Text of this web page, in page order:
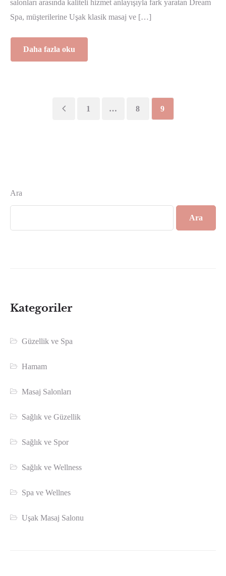
salonları arasında kaliteli hizmet anlayışıyla fark yaratan Dream
Spa, müşterilerine Uşak klasik masaj ve […]
Daha fazla oku
1 … 8 9
Ara
Ara
Kategoriler
Güzellik ve Spa
Hamam
Masaj Salonları
Sağlık ve Güzellik
Sağlık ve Spor
Sağlık ve Wellness
Spa ve Wellnes
Uşak Masaj Salonu